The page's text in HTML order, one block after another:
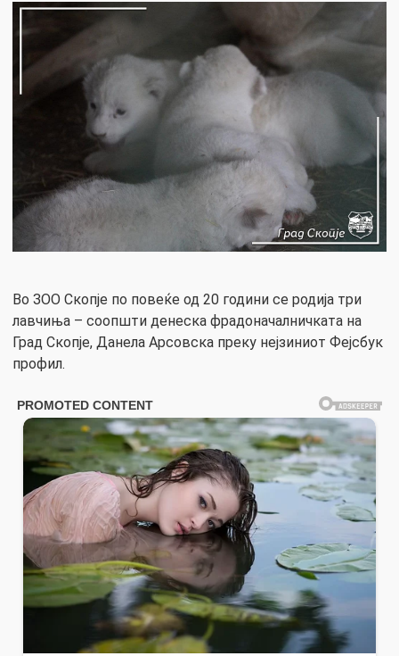
Во ЗОО Скопје по повеќе од 20 години се родија три
лавчиња – соопшти денеска фрадоначалничката на
Град Скопје, Данела Арсовска преку нејзиниот Фејсбук
профил.